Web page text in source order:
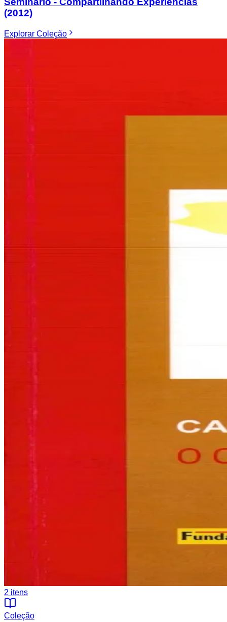
(2012)
Explorar Coleção
2 itens
Coleção